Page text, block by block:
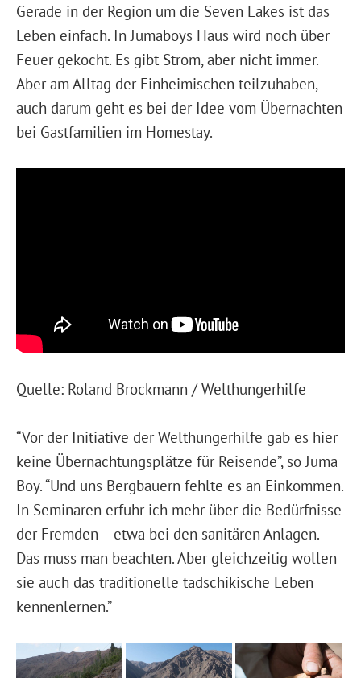
Gerade in der Region um die Seven Lakes ist das
Leben einfach. In Jumaboys Haus wird noch über
Feuer gekocht. Es gibt Strom, aber nicht immer.
Aber am Alltag der Einheimischen teilzuhaben,
auch darum geht es bei der Idee vom Übernachten
bei Gastfamilien im Homestay.
Quelle: Roland Brockmann / Welthungerhilfe
“Vor der Initiative der Welthungerhilfe gab es hier
keine Übernachtungsplätze für Reisende”, so Juma
Boy. “Und uns Bergbauern fehlte es an Einkommen.
In Seminaren erfuhr ich mehr über die Bedürfnisse
der Fremden – etwa bei den sanitären Anlagen.
Das muss man beachten. Aber gleichzeitig wollen
sie auch das traditionelle tadschikische Leben
kennenlernen.”